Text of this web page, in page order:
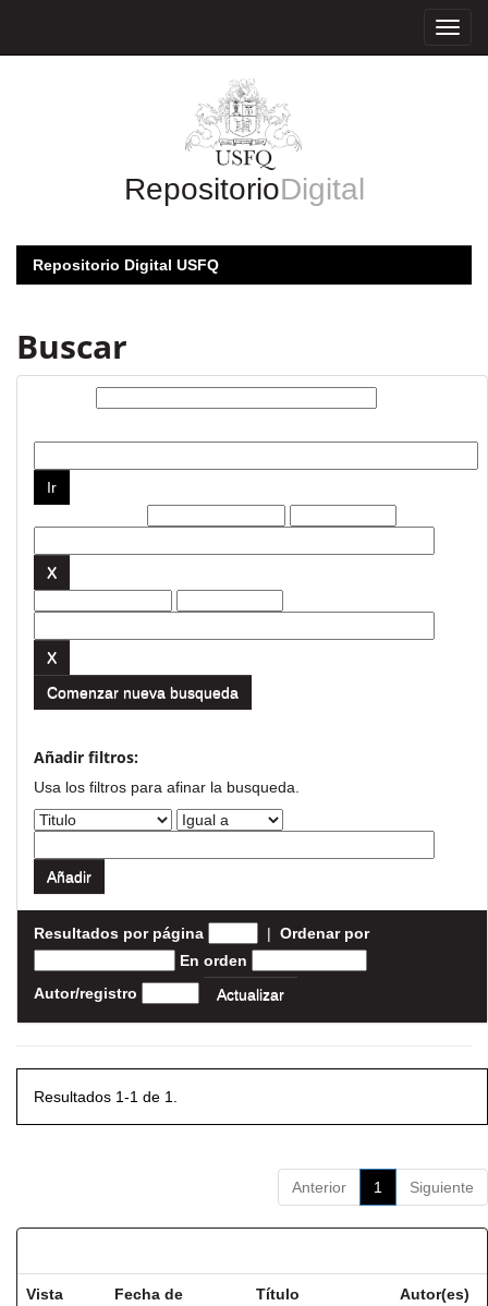
RepositorioDigital
Repositorio Digital USFQ
Buscar
Comenzar nueva busqueda
Añadir filtros:
Usa los filtros para afinar la busqueda.
Resultados por página | Ordenar por
En orden
Autor/registro
Resultados 1-1 de 1.
Anterior 1 Siguiente
Vista
Fecha de
Título Autor(es)